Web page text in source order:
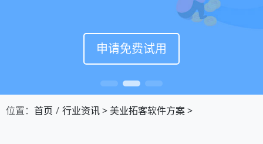
申请免费试用
申请免费试用
申请免费试用
位置： 首页 行业资讯>美业拓客软件方案>